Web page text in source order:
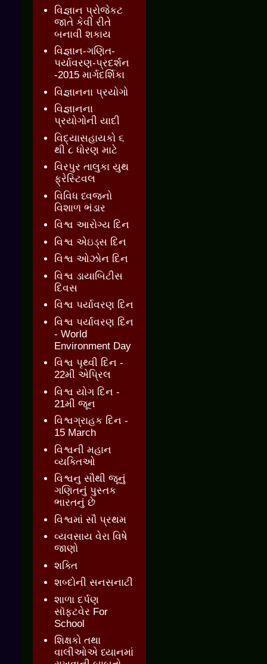
વિજ્ઞાન પ્રોજેકટ
જાતે કેવી રીતે
બનાવી શકાય
વિજ્ઞાન-ગણિત-
પર્યાવરણ-પ્રદર્શન
-2015 માર્ગદર્શિકા
વિજ્ઞાનના પ્રયોગો
વિજ્ઞાનના
પ્રયોગોની યાદી
વિદ્યાસહાયકો ૬
થી ૮ ધોરણ માટે
વિરપુર તાલુકા યુથ
ફ્રેસ્ટિવલ
વિવિધ ધ્વજનો
વિશાળ ભંડાર
વિશ્વ આરોગ્ય દિન
વિશ્વ એઇડ્સ દિન
વિશ્વ ઓઝોન દિન
વિશ્વ ડાયાબિટીસ
દિવસ
વિશ્વ પર્યાવરણ દિન
વિશ્વ પર્યાવરણ દિન
- World
Environment Day
વિશ્વ પૃથ્વી દિન -
22મી એપ્રિલ
વિશ્વ યોગ દિન -
21મી જૂન
વિશ્વગ્રાહક દિન -
15 March
વિશ્વની મહાન
વ્યક્તિઓ
વિશ્વનુ સૌથી જૂનું
ગણિતનું પુસ્તક
ભારતનું છે
વિશ્વમાં સૌ પ્રથમ
વ્યવસાય વેરા વિષે
જાણો
શક્તિ
શબ્દોની સનસનાટી
શાળા દર્પણ
સૉફ્ટવેર For
School
શિક્ષકો તથા
વાલીઓએ ધ્યાનમાં